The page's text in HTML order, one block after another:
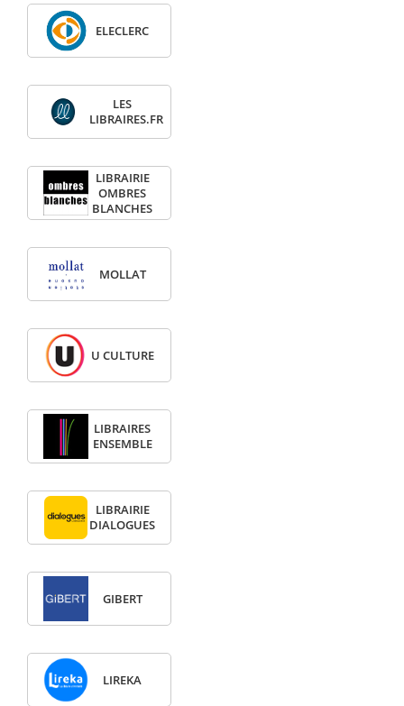
ELECLERC
LES
LIBRAIRES.FR
LIBRAIRIE
OMBRES
BLANCHES
MOLLAT
U CULTURE
LIBRAIRES
ENSEMBLE
LIBRAIRIE
DIALOGUES
GIBERT
LIREKA